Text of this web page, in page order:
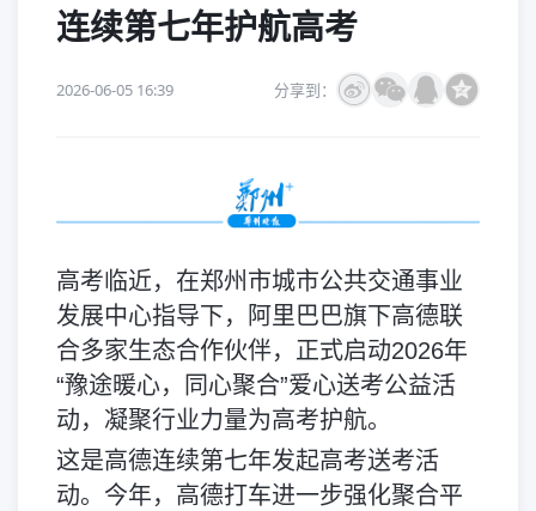
连续第七年护航高考
2026-06-05 16:39 分享到：
高考临近，在郑州市城市公共交通事业
发展中心指导下，阿里巴巴旗下高德联
合多家生态合作伙伴，正式启动2026年
“豫途暖心，同心聚合”爱心送考公益活
动，凝聚行业力量为高考护航。
这是高德连续第七年发起高考送考活
动。今年，高德打车进一步强化聚合平